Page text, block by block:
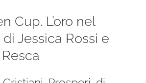
Cup. L’oro nel
Jessica Rossi e